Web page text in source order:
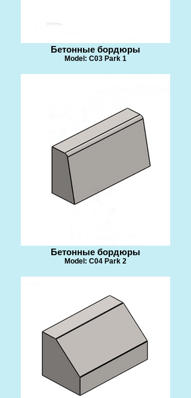
Бетонные бордюры
Model: C03 Park 1
Бетонные бордюры
Model: C04 Park 2